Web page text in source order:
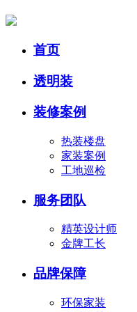
首页
透明装
装修案例
热装楼盘
家装案例
工地巡检
服务团队
精英设计师
金牌工长
品牌保障
环保家装